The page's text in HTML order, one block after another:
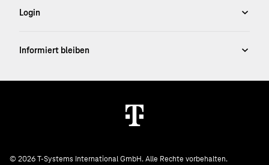
© 2026 T-Systems International GmbH. Alle Rechte vorbehalten.